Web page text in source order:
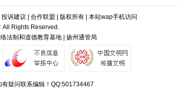
投诉建议 合作联盟 版权所有| 本站wap手机访问
All Rights Reserved.
法制和道德教育基地 | 扬州通管局
疑问联系编辑！QQ:501734467